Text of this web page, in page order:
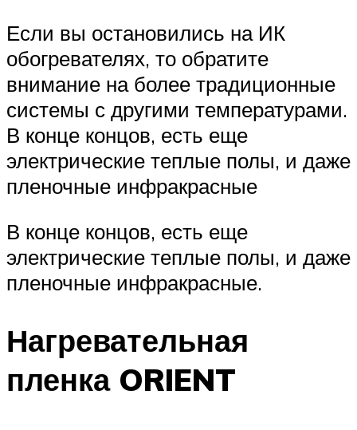
Если вы остановились на ИК
обогревателях, то обратите
внимание на более традиционные
системы с другими температурами.
В конце концов, есть еще
электрические теплые полы, и даже
пленочные инфракрасные
В конце концов, есть еще
электрические теплые полы, и даже
пленочные инфракрасные.
Нагревательная
пленка ORIENT